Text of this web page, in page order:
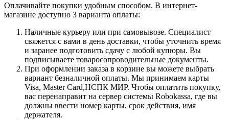
Оплачивайте покупки удобным способом. В интернет-
магазине доступно 3 варианта оплаты:
Наличные курьеру или при самовывозе. Специалист
свяжется с вами в день доставки, чтобы уточнить время
и заранее подготовить сдачу с любой купюры. Вы
подписываете товаросопроводительные документы.
При оформлении заказа в корзине вы можете выбрать
вариант безналичной оплаты. Мы принимаем карты
Visa, Master Card,НСПК МИР. Чтобы оплатить покупку,
вас перенаправит на сервер системы Robokassa, где вы
должны ввести номер карты, срок действия, имя
держателя.